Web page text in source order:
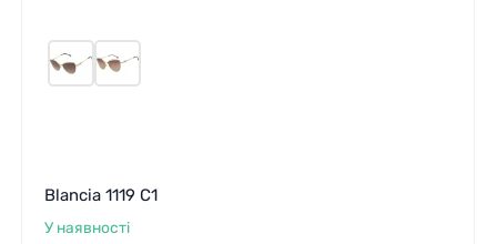
Blancia 1119 C1
У наявності